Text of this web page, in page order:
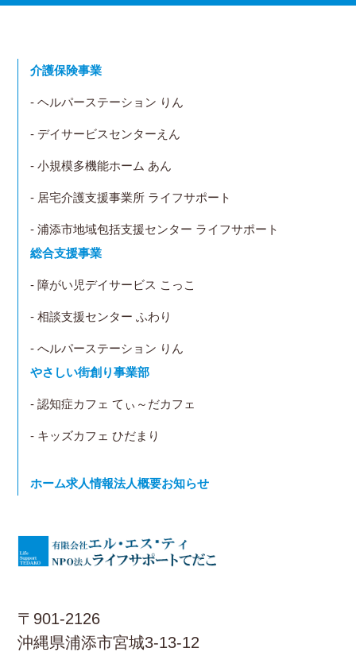
〒901-2126
沖縄県浦添市宮城3-13-12
介護保険事業
- ヘルパーステーション りん
- デイサービスセンターえん
- 小規模多機能ホーム あん
- 居宅介護支援事業所 ライフサポート
- 浦添市地域包括支援センター ライフサポート
総合支援事業
- 障がい児デイサービス こっこ
- 相談支援センター ふわり
- へルパーステーション りん
やさしい街創り事業部
- 認知症カフェ てぃ～だカフェ
- キッズカフェ ひだまり
ホーム求人情報法人概要お知らせ